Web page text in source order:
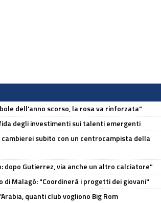
dell'anno scorso, la rosa va rinforzata"
degli investimenti sui talenti emergenti
subito con un centrocampista della
dopo Gutierrez, via anche un altro calciatore"
di Malagò: "Coordinerà i progetti dei giovani"
quanti club vogliono Big Rom